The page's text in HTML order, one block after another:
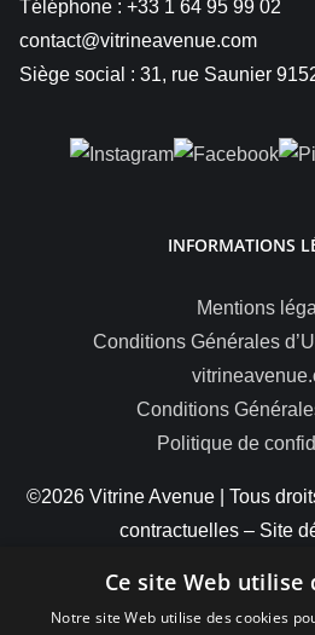
Téléphone : +33 1 64 95 99 02
contact@vitrineavenue.com
Siège social : 31, rue Saunier
INFORMATIONS
Mentions
Conditions Générales
Conditions
Politique de
©2026 Vitrine Avenue | Tous
contractuelles – Site
Ce site Web utilise
Notre site Web utilise des cookies